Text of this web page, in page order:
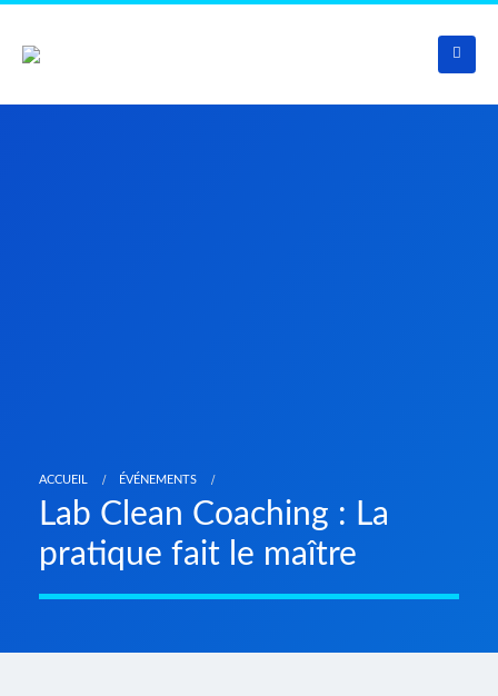
ACCUEIL ÉVÉNEMENTS
Lab Clean Coaching : La
pratique fait le maître